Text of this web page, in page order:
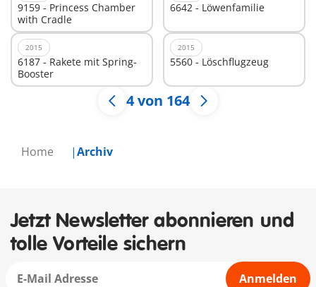
Home Archiv
9159 - Princess Chamber
with Cradle
6642 - Löwenfamilie
2015
6187 - Rakete mit Spring-
Booster
2015
5560 - Löschflugzeug
4 von 164
Jetzt Newsletter abonnieren und
tolle Vorteile sichern
Anmelden